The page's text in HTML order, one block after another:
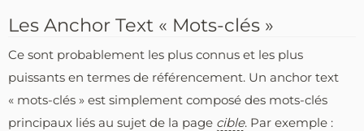
Les Anchor Text « Mots-clés »
Ce sont probablement les plus connus et les plus
puissants en termes de référencement. Un anchor text
« mots-clés » est simplement composé des mots-clés
principaux liés au sujet de la page cible. Par exemple :